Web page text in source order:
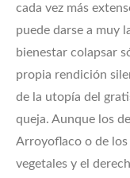
cada vez más
puede darse a muy
bienestar colapsar
propia rendición
de la utopía del
queja. Aunque los
Arroyoflaco o de
vegetales y el